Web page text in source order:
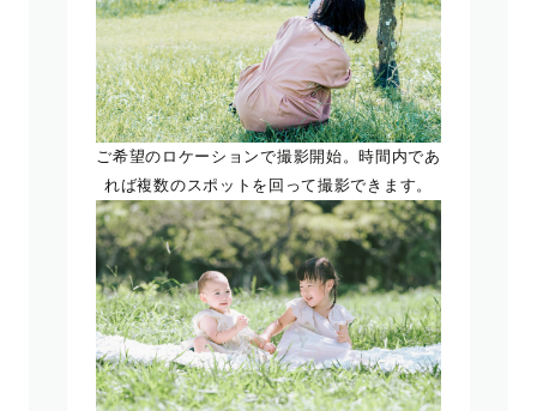
ご希望のロケーションで撮影開始。時間内であ
れば複数のスポットを回って撮影できます。